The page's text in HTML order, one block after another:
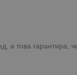
а това гарантира,